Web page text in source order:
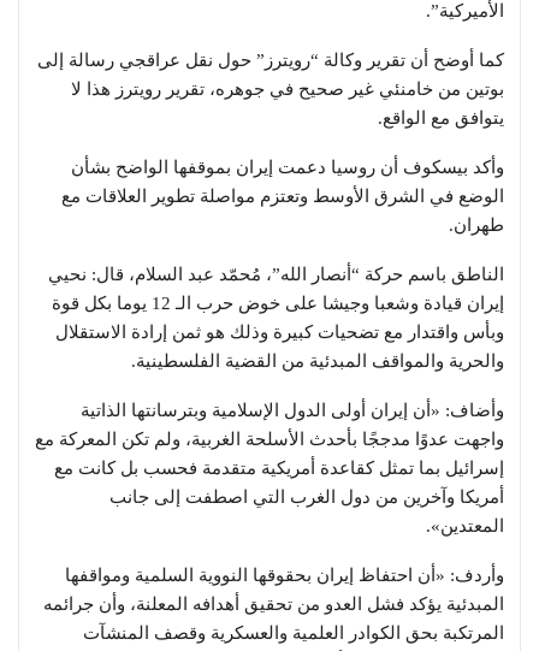
الأميركية”.
كما أوضح أن تقرير وكالة “رويترز” حول نقل عراقجي رسالة إلى
بوتين من خامنئي غير صحيح في جوهره، تقرير رويترز هذا لا
يتوافق مع الواقع.
وأكد بيسكوف أن روسيا دعمت إيران بموقفها الواضح بشأن
الوضع في الشرق الأوسط وتعتزم مواصلة تطوير العلاقات مع
طهران.
الناطق باسم حركة “أنصار الله”، مُحمّد عبد السلام، قال: نحيي
إيران قيادة وشعبا وجيشا على خوض حرب الـ 12 يوما بكل قوة
وبأس واقتدار مع تضحيات كبيرة وذلك هو ثمن إرادة الاستقلال
والحرية والمواقف المبدئية من القضية الفلسطينية.
وأضاف: «أن إيران أولى الدول الإسلامية وبترسانتها الذاتية
واجهت عدوًا مدججًا بأحدث الأسلحة الغربية، ولم تكن المعركة مع
إسرائيل بما تمثل كقاعدة أمريكية متقدمة فحسب بل كانت مع
أمريكا وآخرين من دول الغرب التي اصطفت إلى جانب
المعتدين».
وأردف: «أن احتفاظ إيران بحقوقها النووية السلمية ومواقفها
المبدئية يؤكد فشل العدو من تحقيق أهدافه المعلنة، وأن جرائمه
المرتكبة بحق الكوادر العلمية والعسكرية وقصف المنشآت